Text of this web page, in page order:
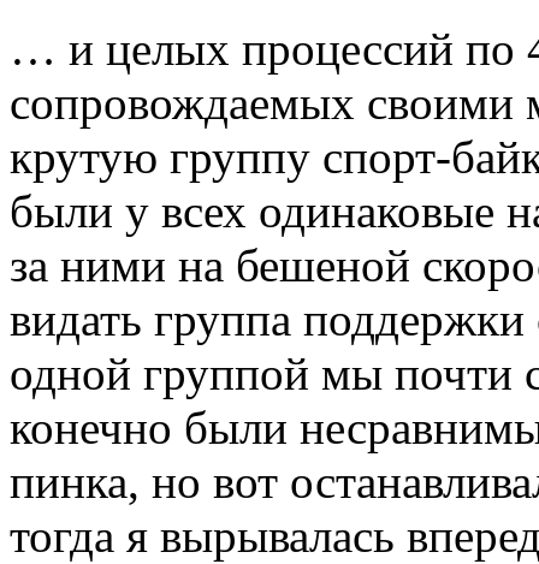
… и целых процессий по
сопровождаемых
крутую группу спорт-
были у всех одинаковые
за ними на бешеной
видать группа
одной группой мы почти
конечно были
пинка, но вот
тогда я вырывалась